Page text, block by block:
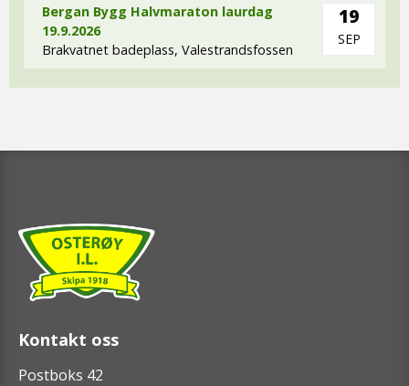
Bergan Bygg Halvmaraton laurdag
19.9.2026
Brakvatnet badeplass, Valestrandsfossen
19
SEP
Kontakt oss
Postboks 42